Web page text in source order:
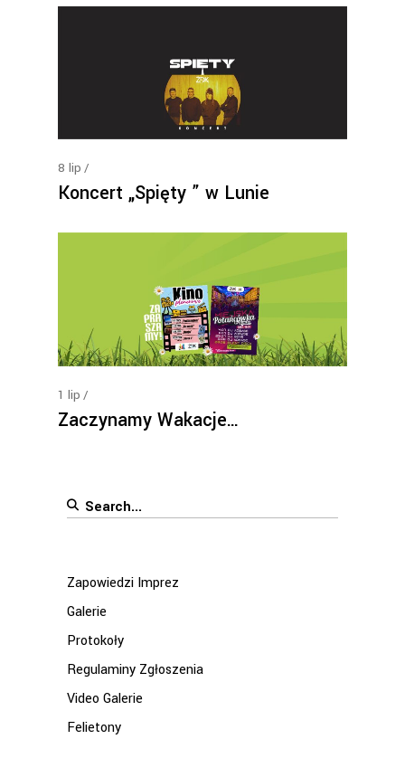
8 lip
Koncert „Spięty ” w Lunie
1 lip
Zaczynamy Wakacje…
Search
Zapowiedzi Imprez
Galerie
Protokoły
Regulaminy Zgłoszenia
Video Galerie
Felietony